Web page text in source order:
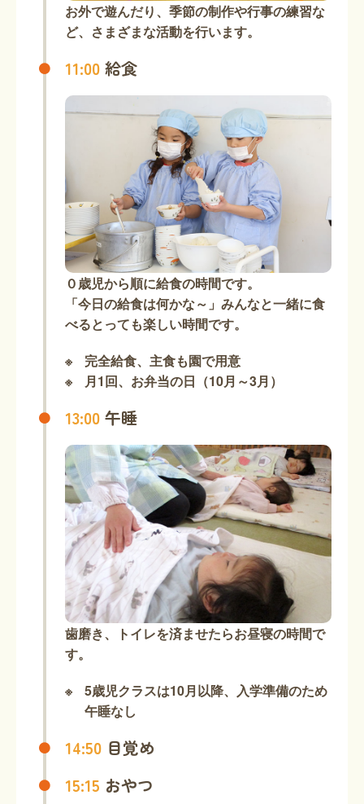
お外で遊んだり、季節の制作や行事の練習な
ど、さまざまな活動を行います。
11:00 給食
０歳児から順に給食の時間です。
「今日の給食は何かな～」みんなと一緒に食
べるとっても楽しい時間です。
完全給食、主食も園で用意
月1回、お弁当の日（10月～3月）
13:00 午睡
歯磨き、トイレを済ませたらお昼寝の時間で
す。
5歳児クラスは10月以降、入学準備のため
午睡なし
14:50 目覚め
15:15 おやつ